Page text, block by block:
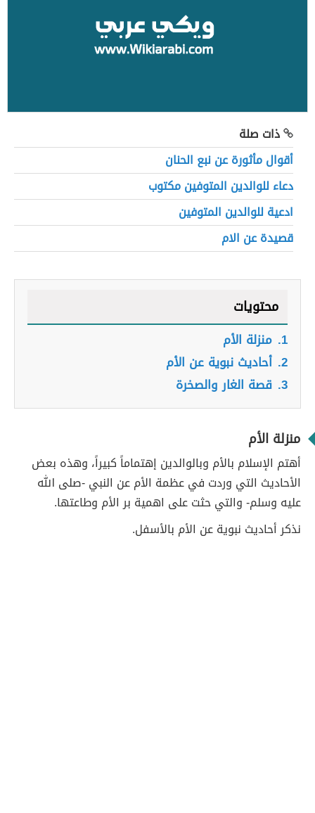
ذات صلة
أقوال مأثورة عن نبع الحنان
دعاء للوالدين المتوفين مكتوب
ادعية للوالدين المتوفين
قصيدة عن الام
محتويات
1. منزلة الأم
2. أحاديث نبوية عن الأم
3. قصة الغار والصخرة
منزلة الأم
أهتم الإسلام بالأم وبالوالدين إهتماماً كبيراً، وهذه بعض
الأحاديث التي وردت في عظمة الأم عن النبي -صلى الله
عليه وسلم- والتي حثت على اهمية بر الأم وطاعتها.
نذكر أحاديث نبوية عن الأم بالأسفل.